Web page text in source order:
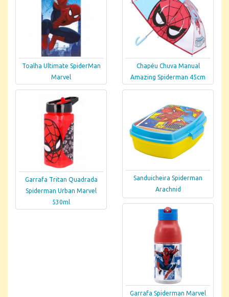
Toalha Ultimate SpiderMan
Marvel
Chapéu Chuva Manual
Amazing Spiderman 45cm
Garrafa Tritan Quadrada
Spiderman Urban Marvel
530ml
Sanduicheira Spiderman
Arachnid
Garrafa Spiderman Marvel